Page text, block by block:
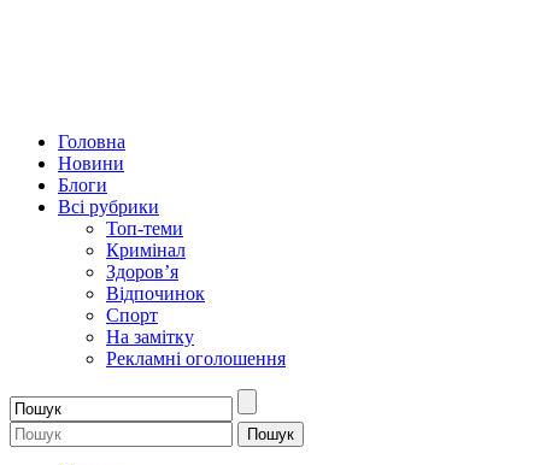
Головна
Новини
Блоги
Всі рубрики
Топ-теми
Кримінал
Здоров’я
Відпочинок
Спорт
На замітку
Рекламні оголошення